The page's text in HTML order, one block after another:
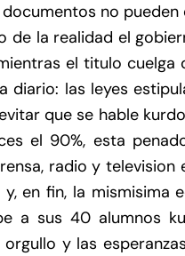
no
la realidad el
el titulo cuelga
diario: las leyes
que se hable
el 90%, esta
radio y
en fin, la mismisima
a sus 40 alumnos
y las